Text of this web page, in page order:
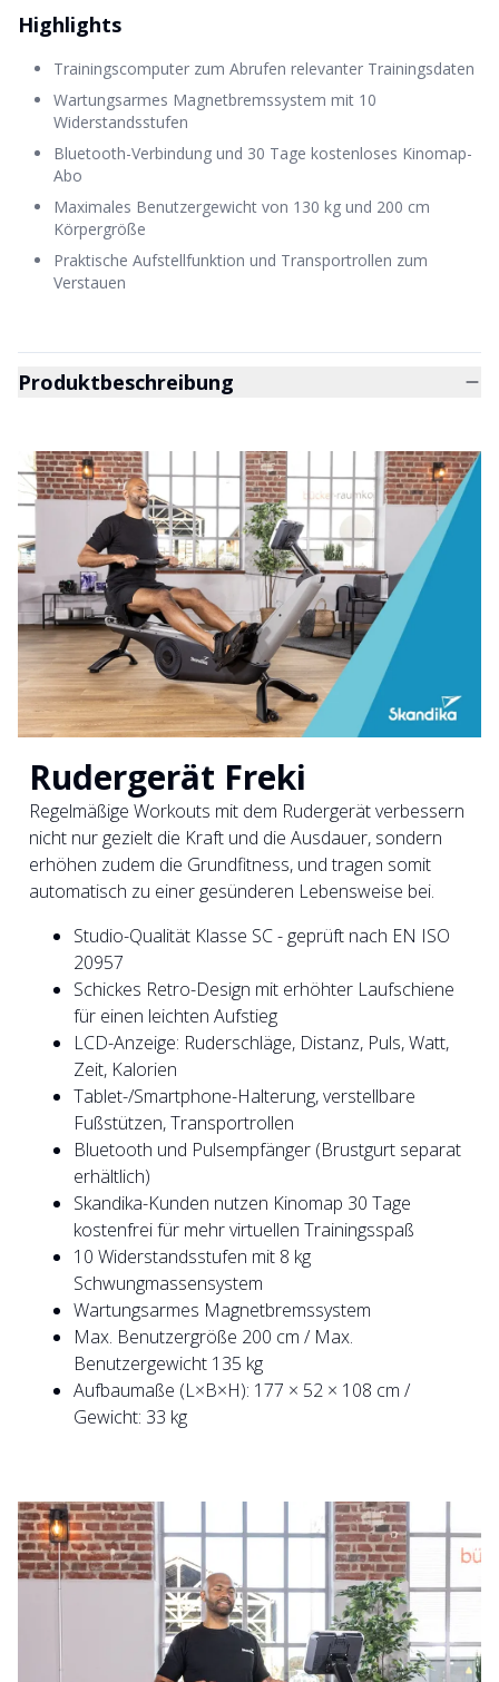
Highlights
Trainingscomputer zum Abrufen relevanter Trainingsdaten
Wartungsarmes Magnetbremssystem mit 10
Widerstandsstufen
Bluetooth-Verbindung und 30 Tage kostenloses Kinomap-
Abo
Maximales Benutzergewicht von 130 kg und 200 cm
Körpergröße
Praktische Aufstellfunktion und Transportrollen zum
Verstauen
Produktbeschreibung
Rudergerät Freki
Regelmäßige Workouts mit dem Rudergerät verbessern
nicht nur gezielt die Kraft und die Ausdauer, sondern
erhöhen zudem die Grundfitness, und tragen somit
automatisch zu einer gesünderen Lebensweise bei.
Studio-Qualität Klasse SC - geprüft nach EN ISO
20957
Schickes Retro-Design mit erhöhter Laufschiene
für einen leichten Aufstieg
LCD-Anzeige: Ruderschläge, Distanz, Puls, Watt,
Zeit, Kalorien
Tablet-/Smartphone-Halterung, verstellbare
Fußstützen, Transportrollen
Bluetooth und Pulsempfänger (Brustgurt separat
erhältlich)
Skandika-Kunden nutzen Kinomap 30 Tage
kostenfrei für mehr virtuellen Trainingsspaß
10 Widerstandsstufen mit 8 kg
Schwungmassensystem
Wartungsarmes Magnetbremssystem
Max. Benutzergröße 200 cm / Max.
Benutzergewicht 135 kg
Aufbaumaße (L×B×H): 177 × 52 × 108 cm /
Gewicht: 33 kg